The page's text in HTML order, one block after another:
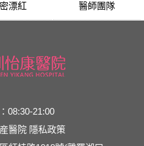
漂紅 醫師團隊
08:30-21:00
醫院 隱私政策